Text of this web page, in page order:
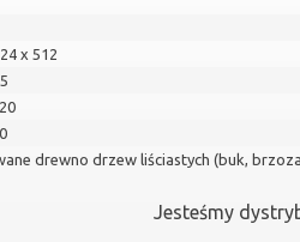
x 512
drewno drzew liściastych (buk,
Jesteśmy